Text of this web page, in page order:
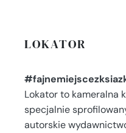
LOKATOR
Lokator to kameralna
specjalnie
autorskie